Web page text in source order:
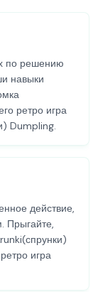
по решению
навыки
ретро игра
Dumpling.
действие,
Прыгайте,
игра